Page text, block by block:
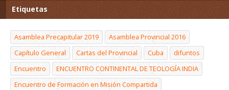
Etiquetas
Asamblea Precapitular 2019
Asamblea Provincial 2016
Capítulo General
Cartas del Provincial Cuba
difuntos
Encuentro
ENCUENTRO CONTINENTAL DE TEOLOGÍA INDIA
Encuentro de Formación en Misión Compartida